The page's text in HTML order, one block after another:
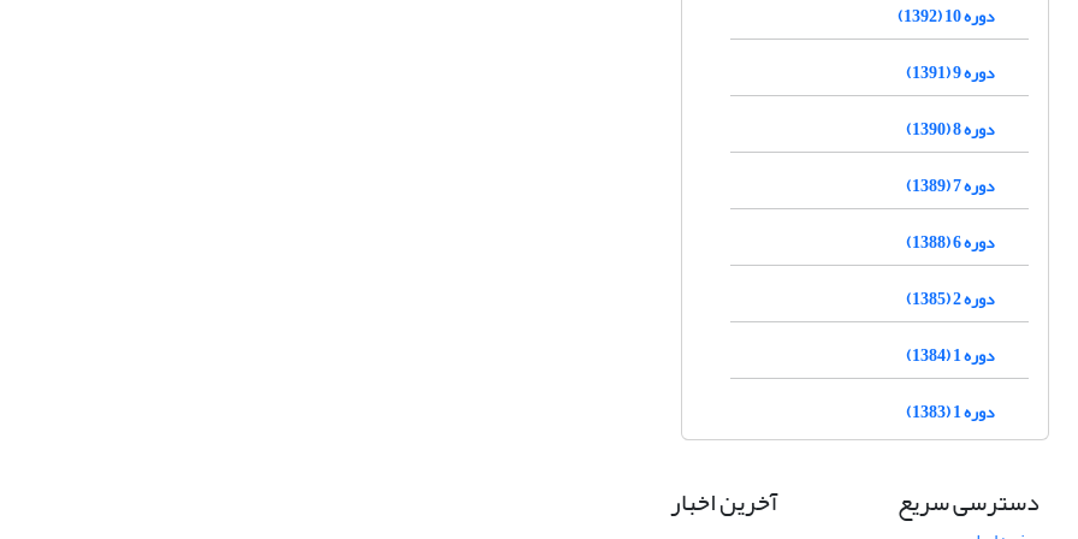
دوره 10 (1392)
دوره 9 (1391)
دوره 8 (1390)
دوره 7 (1389)
دوره 6 (1388)
دوره 2 (1385)
دوره 1 (1384)
دوره 1 (1383)
دسترسی سریع آخرین اخبار